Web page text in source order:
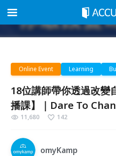
Online Event Learning
18位講師帶你透過改變
播課】｜Dare To
11,680 142
omyKamp